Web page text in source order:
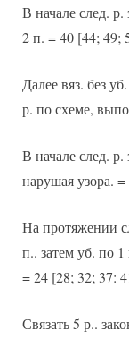
В начале след.
2 п. = 40 [44; 49;
Далее вяз. без
р. по схеме,
В начале след.
нарушая узора.
На протяжении
п.. затем уб. по
= 24 [28; 32; 37:
Связать 5 р..